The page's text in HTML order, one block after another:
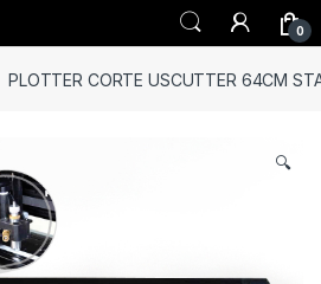
0
PLOTTER CORTE USCUTTER 64CM
🔍